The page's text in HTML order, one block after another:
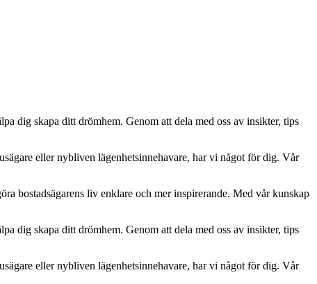
dig skapa ditt drömhem. Genom att dela med oss av insikter, tips
eller nybliven lägenhetsinnehavare, har vi något för dig. Vår
bostadsägarens liv enklare och mer inspirerande. Med vår kunskap
dig skapa ditt drömhem. Genom att dela med oss av insikter, tips
eller nybliven lägenhetsinnehavare, har vi något för dig. Vår